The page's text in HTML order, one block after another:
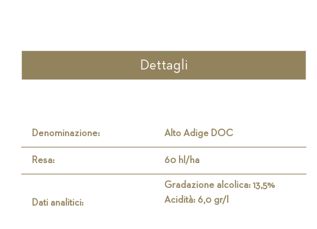
Dettagli
Denominazione: Alto Adige DOC
Resa: 60 hl/ha
Dati analitici:
Gradazione alcolica: 13,5%
Acidità: 6,0 gr/l